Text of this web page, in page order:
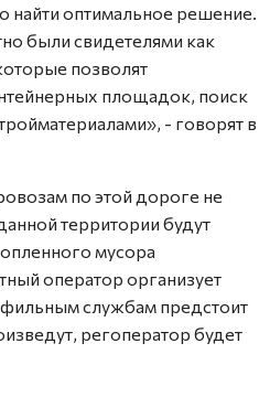
найти оптимальное решение.
были свидетелями как
позволят
площадок, поиск
- говорят в
по этой дороге не
территории будут
мусора
оператор организует
службам предстоит
регоператор будет